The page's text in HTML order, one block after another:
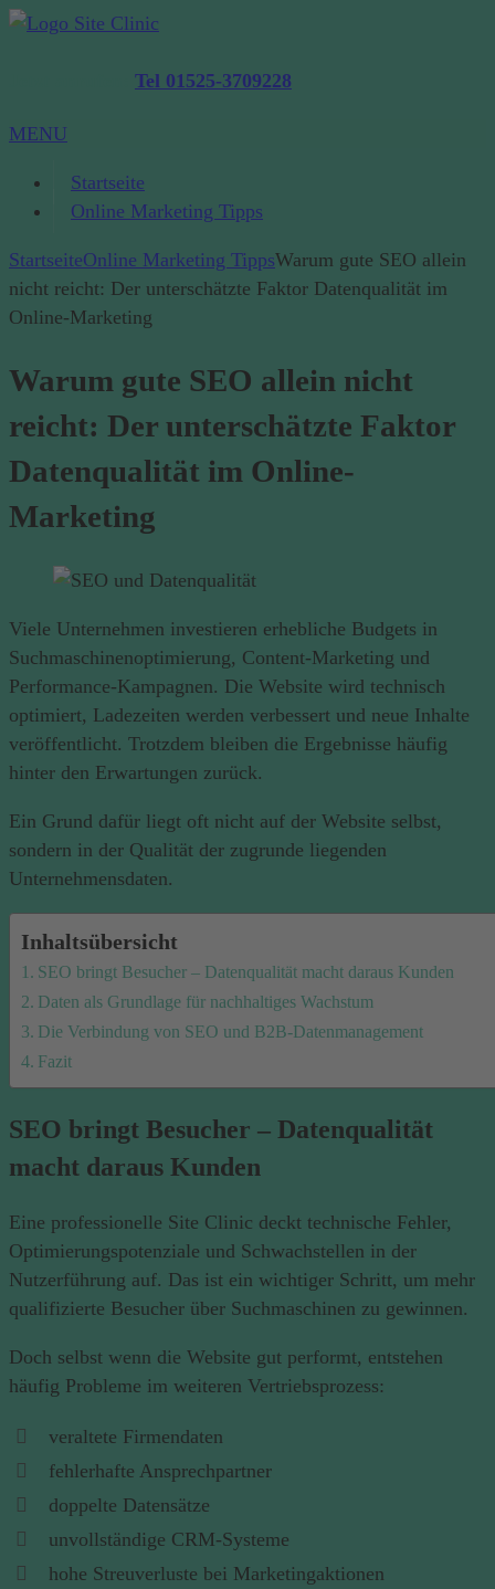
Tel 01525-3709228
MENU
Startseite
Online Marketing Tipps
StartseiteOnline Marketing TippsWarum gute SEO allein
nicht reicht: Der unterschätzte Faktor Datenqualität im
Online-Marketing
Warum gute SEO allein nicht
reicht: Der unterschätzte Faktor
Datenqualität im Online-
Marketing
Viele Unternehmen investieren erhebliche Budgets in
Suchmaschinenoptimierung, Content-Marketing und
Performance-Kampagnen. Die Website wird technisch
optimiert, Ladezeiten werden verbessert und neue Inhalte
veröffentlicht. Trotzdem bleiben die Ergebnisse häufig
hinter den Erwartungen zurück.
Ein Grund dafür liegt oft nicht auf der Website selbst,
sondern in der Qualität der zugrunde liegenden
Unternehmensdaten.
Inhaltsübersicht
SEO bringt Besucher – Datenqualität macht daraus Kunden
Daten als Grundlage für nachhaltiges Wachstum
Die Verbindung von SEO und B2B-Datenmanagement
Fazit
SEO bringt Besucher – Datenqualität
macht daraus Kunden
Eine professionelle Site Clinic deckt technische Fehler,
Optimierungspotenziale und Schwachstellen in der
Nutzerführung auf. Das ist ein wichtiger Schritt, um mehr
qualifizierte Besucher über Suchmaschinen zu gewinnen.
Doch selbst wenn die Website gut performt, entstehen
häufig Probleme im weiteren Vertriebsprozess:
veraltete Firmendaten
fehlerhafte Ansprechpartner
doppelte Datensätze
unvollständige CRM-Systeme
hohe Streuverluste bei Marketingaktionen